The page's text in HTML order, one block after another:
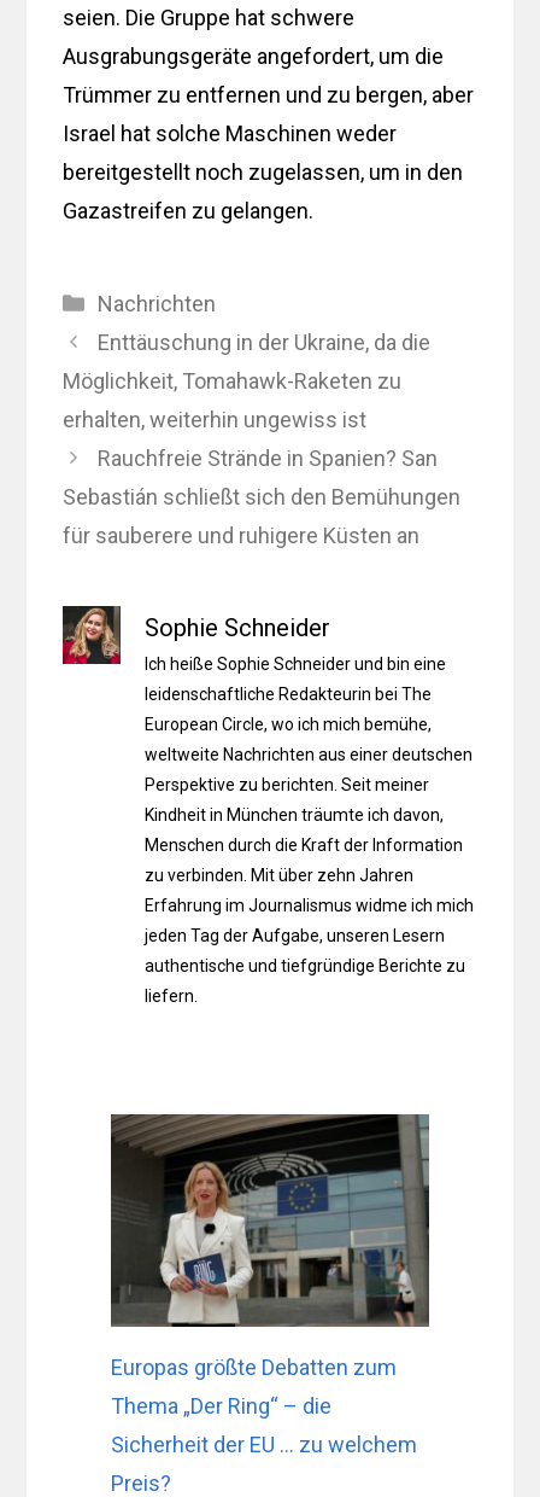
seien. Die Gruppe hat schwere
Ausgrabungsgeräte angefordert, um die
Trümmer zu entfernen und zu bergen, aber
Israel hat solche Maschinen weder
bereitgestellt noch zugelassen, um in den
Gazastreifen zu gelangen.
Kategorien
Nachrichten
Enttäuschung in der Ukraine, da die
Möglichkeit, Tomahawk-Raketen zu
erhalten, weiterhin ungewiss ist
Rauchfreie Strände in Spanien? San
Sebastián schließt sich den Bemühungen
für sauberere und ruhigere Küsten an
Sophie Schneider
Ich heiße Sophie Schneider und bin eine
leidenschaftliche Redakteurin bei The
European Circle, wo ich mich bemühe,
weltweite Nachrichten aus einer deutschen
Perspektive zu berichten. Seit meiner
Kindheit in München träumte ich davon,
Menschen durch die Kraft der Information
zu verbinden. Mit über zehn Jahren
Erfahrung im Journalismus widme ich mich
jeden Tag der Aufgabe, unseren Lesern
authentische und tiefgründige Berichte zu
liefern.
Europas größte Debatten zum
Thema „Der Ring“ – die
Sicherheit der EU … zu welchem ​​
Preis?